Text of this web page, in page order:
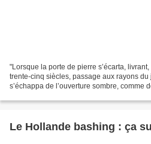
"Lorsque la porte de pierre s’écarta,
trente-cinq siècles, passage aux rayons du
s’échappa de l’ouverture sombre, comme
Le Hollande bashing : ça